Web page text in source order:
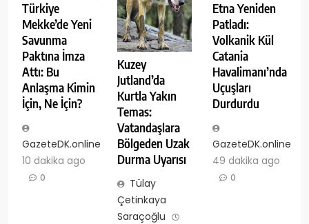
Türkiye
Mekke’de Yeni
Savunma
Paktına İmza
Attı: Bu
Anlaşma Kimin
İçin, Ne İçin?
GazeteDK.online
10 dakika ago
0
Kuzey
Jutland’da
Kurtla Yakın
Temas:
Vatandaşlara
Bölgeden Uzak
Durma Uyarısı
Tülay
Çetinkaya
Saraçoğlu
Etna Yeniden
Patladı:
Volkanik Kül
Catania
Havalimanı’nda
Uçuşları
Durdurdu
GazeteDK.online
49 dakika ago
0